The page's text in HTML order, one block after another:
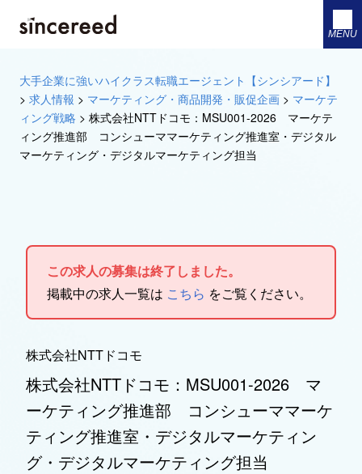
MENU
大手企業に強いハイクラス転職エージェント【シンシアード】
> 求人情報 > マーケティング・商品開発・販促企画 > マーケテ
ィング戦略 > 株式会社NTTドコモ：MSU001-2026 マーケテ
ィング推進部 コンシューママーケティング推進室・デジタル
マーケティング・デジタルマーケティング担当
この求人の募集は終了しました。
掲載中の求人一覧は こちら をご覧ください。
株式会社NTTドコモ
株式会社NTTドコモ：MSU001-2026 マ
ーケティング推進部 コンシューママーケ
ティング推進室・デジタルマーケティン
グ・デジタルマーケティング担当